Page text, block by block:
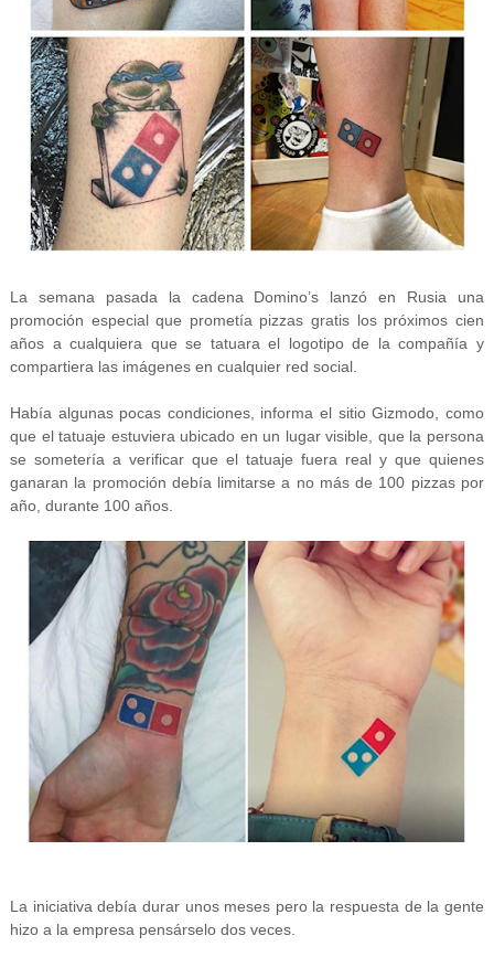
La semana pasada la cadena Domino’s lanzó en Rusia una
promoción especial que prometía pizzas gratis los próximos cien
años a cualquiera que se tatuara el logotipo de la compañía y
compartiera las imágenes en cualquier red social.
Había algunas pocas condiciones, informa el sitio Gizmodo, como
que el tatuaje estuviera ubicado en un lugar visible, que la persona
se sometería a verificar que el tatuaje fuera real y que quienes
ganaran la promoción debía limitarse a no más de 100 pizzas por
año, durante 100 años.
La iniciativa debía durar unos meses pero la respuesta de la gente
hizo a la empresa pensárselo dos veces.